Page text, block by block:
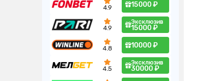
4.9 15000 ₽
4.9
Эксклюзив
15000 ₽
4.8 10000 ₽
4.5
Эксклюзив
30000 ₽